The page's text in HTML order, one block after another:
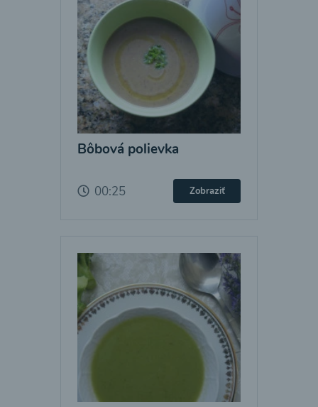
Bôbová polievka
00:25 Zobraziť